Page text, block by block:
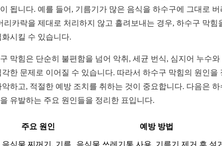
됩니다. 예를 들어, 기름기가 많은 음식을 하수구에 그대로 버
리카락을 제대로 처리하지 않고 흘려보내는 경우, 하수구 막힘
화시킬 수 있습니다.
막힘은 단순히 불편함을 넘어 악취, 세균 번식, 심지어 누수와
각한 문제로 이어질 수 있습니다. 따라서 하수구 막힘의 원인을
악하고, 적절한 예방 조치를 취하는 것이 중요합니다. 다음은 하
유발하는 주요 원인들을 정리한 표입니다.
주요 원인 예방 방법
음식물 찌꺼기, 기름
음식물 쓰레기통 사용, 기름기 제거 후 설